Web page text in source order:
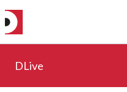
DLive